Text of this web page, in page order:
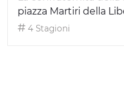
piazza Martiri della
4 Stagioni